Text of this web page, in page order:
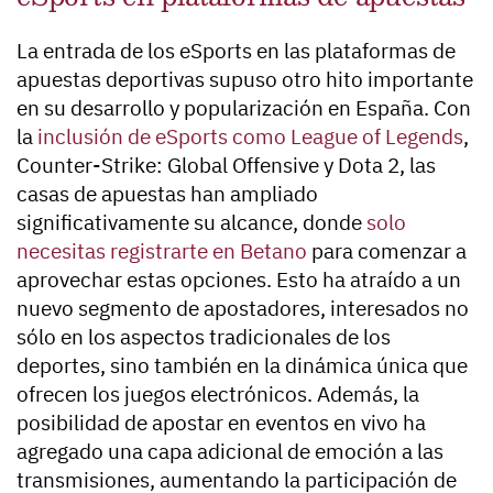
La entrada de los eSports en las plataformas de
apuestas deportivas supuso otro hito importante
en su desarrollo y popularización en España. Con
la inclusión de eSports como League of Legends,
Counter-Strike: Global Offensive y Dota 2, las
casas de apuestas han ampliado
significativamente su alcance, donde solo
necesitas registrarte en Betano para comenzar a
aprovechar estas opciones. Esto ha atraído a un
nuevo segmento de apostadores, interesados ​​no
sólo en los aspectos tradicionales de los
deportes, sino también en la dinámica única que
ofrecen los juegos electrónicos. Además, la
posibilidad de apostar en eventos en vivo ha
agregado una capa adicional de emoción a las
transmisiones, aumentando la participación de